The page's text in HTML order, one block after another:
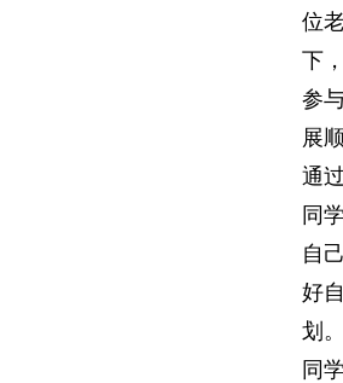
位
下
参
展
通
同
自
好
划
同